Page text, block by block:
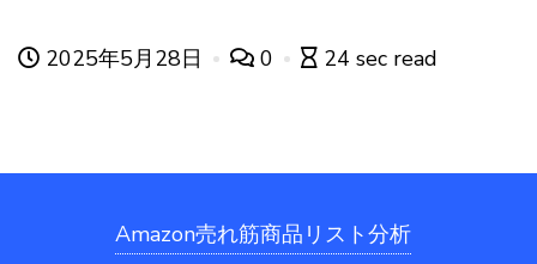
2025年5月28日 0 24 sec read
Amazon売れ筋商品リスト分析